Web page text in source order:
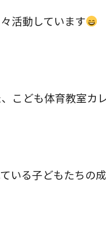
活動しています
こども体育教室カ
いる子どもたちの